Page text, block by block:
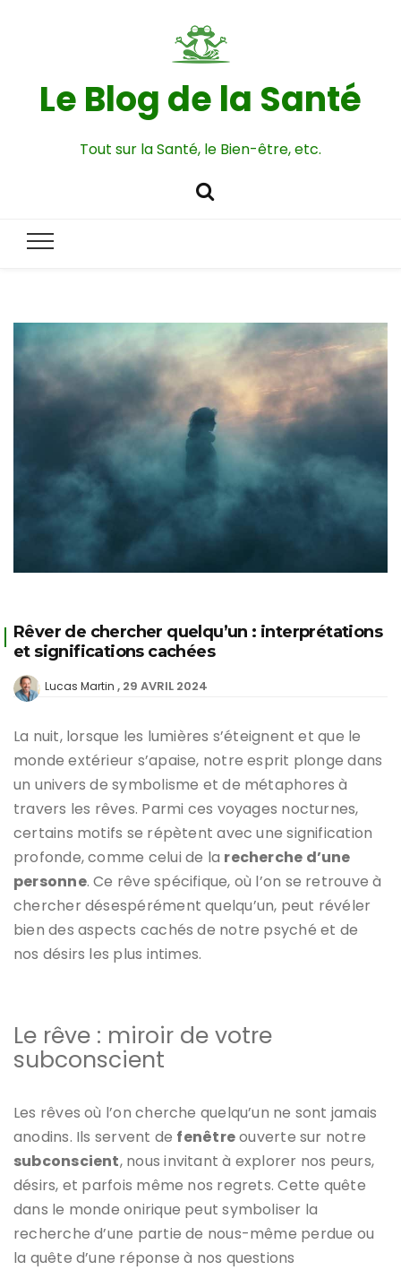
Le Blog de la Santé
Tout sur la Santé, le Bien-être, etc.
Rêver de chercher quelqu’un : interprétations
et significations cachées
Lucas Martin 29 AVRIL 2024
La nuit, lorsque les lumières s’éteignent et que le
monde extérieur s’apaise, notre esprit plonge dans
un univers de symbolisme et de métaphores à
travers les rêves. Parmi ces voyages nocturnes,
certains motifs se répètent avec une signification
profonde, comme celui de la recherche d’une
personne. Ce rêve spécifique, où l’on se retrouve à
chercher désespérément quelqu’un, peut révéler
bien des aspects cachés de notre psyché et de
nos désirs les plus intimes.
Le rêve : miroir de votre
subconscient
Les rêves où l’on cherche quelqu’un ne sont jamais
anodins. Ils servent de fenêtreouverte sur notre
subconscient, nous invitant à explorer nos peurs,
désirs, et parfois même nos regrets. Cette quête
dans le monde onirique peut symboliser la
recherche d’une partie de nous-même perdue ou
la quête d’une réponse à nos questions